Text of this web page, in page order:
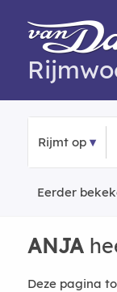
Rijmt op
Eerder
ANJA
Deze pagina